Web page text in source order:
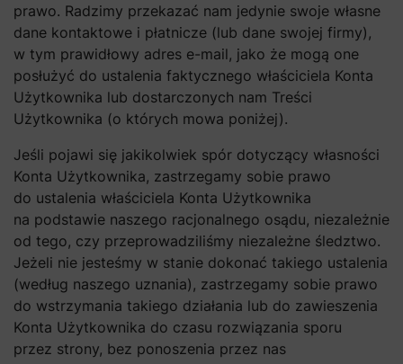
prawo. Radzimy przekazać nam jedynie swoje własne
dane kontaktowe i płatnicze (lub dane swojej firmy),
w tym prawidłowy adres e-mail, jako że mogą one
posłużyć do ustalenia faktycznego właściciela Konta
Użytkownika lub dostarczonych nam Treści
Użytkownika (o których mowa poniżej).
Jeśli pojawi się jakikolwiek spór dotyczący własności
Konta Użytkownika, zastrzegamy sobie prawo
do ustalenia właściciela Konta Użytkownika
na podstawie naszego racjonalnego osądu, niezależnie
od tego, czy przeprowadziliśmy niezależne śledztwo.
Jeżeli nie jesteśmy w stanie dokonać takiego ustalenia
(według naszego uznania), zastrzegamy sobie prawo
do wstrzymania takiego działania lub do zawieszenia
Konta Użytkownika do czasu rozwiązania sporu
przez strony, bez ponoszenia przez nas